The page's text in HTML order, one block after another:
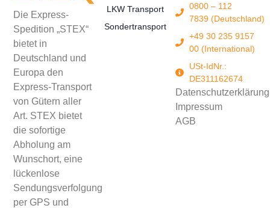
Die Express-
Spedition „STEX“
bietet in
Deutschland und
Europa den
Express-Transport
von Gütern aller
Art. STEX bietet
die sofortige
Abholung am
Wunschort, eine
lückenlose
Sendungsverfolgung
per GPS und
LKW Transport
Sondertransport
0800 – 112
7839 (Deutschland)
+49 30 235 9157
00 (International)
USt-IdNr.:
DE311162674
Datenschutzerklärung
Impressum
AGB